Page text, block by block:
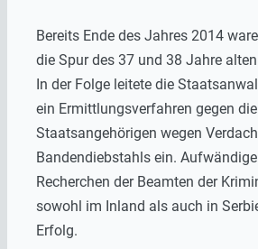
Bereits Ende des Jahres 2014
die Spur des 37 und 38 Jahre
In der Folge leitete die
ein Ermittlungsverfahren gegen
Staatsangehörigen wegen
Bandendiebstahls ein.
Recherchen der Beamten der
sowohl im Inland als auch in
Erfolg.